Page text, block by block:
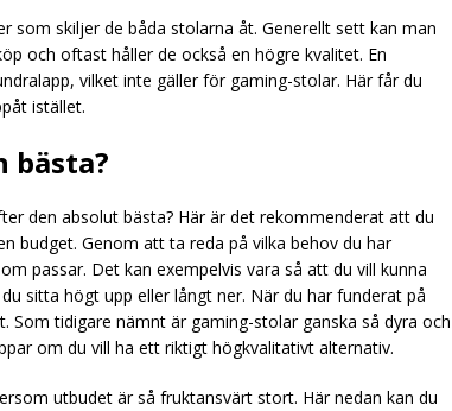
som skiljer de båda stolarna åt. Generellt sett kan man
och oftast håller de också en högre kvalitet. En
vilket inte gäller för gaming-stolar. Här får du
istället.
bästa?
den absolut bästa? Här är det rekommenderat att du
budget. Genom att ta reda på vilka behov du har
passar. Det kan exempelvis vara så att du vill kunna
sitta högt upp eller långt ner. När du har funderat på
Som tidigare nämnt är gaming-stolar ganska så dyra och
om du vill ha ett riktigt högkvalitativt alternativ.
utbudet är så fruktansvärt stort. Här nedan kan du